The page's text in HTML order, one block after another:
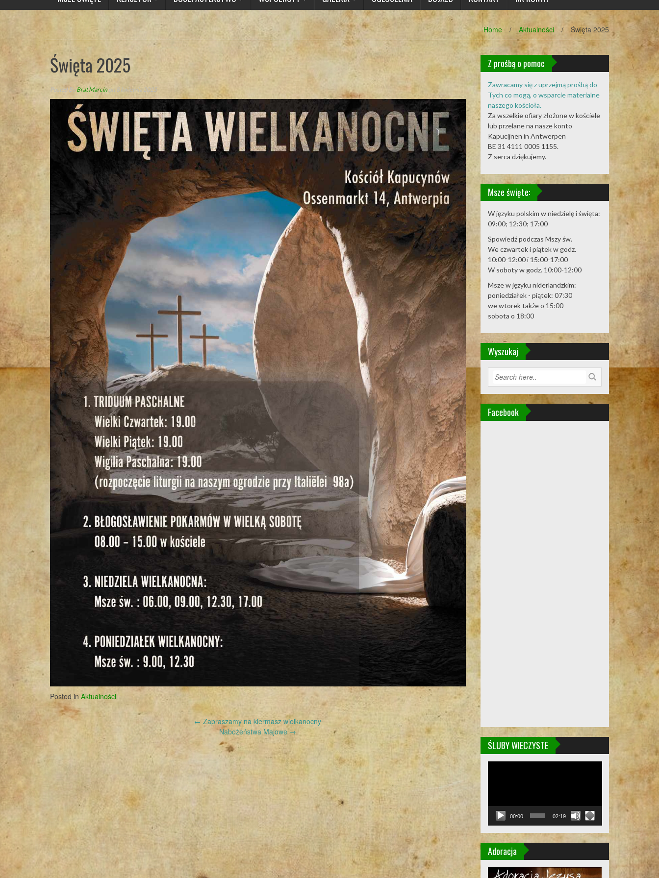
Home / Aktualności / Święta 2025
Święta 2025
Posted ByBrat Marcin on 8 kwietnia 2025
Posted in Aktualności
Post
navigation
← Zapraszamy na kiermasz wielkanocny
Nabożeństwa Majowe→
Z prośbą o pomoc
Zawracamy się z uprzejmą prośbą do
Tych co mogą, o wsparcie materialne
naszego kościoła.
Za wszelkie ofiary złożone w kościele
lub przelane na nasze konto
Kapucijnen in Antwerpen
BE 31 4111 0005 1155.
Z serca dziękujemy.
Msze święte:
W języku polskim w niedzielę i święta:
09:00; 12:30; 17:00
Spowiedź podczas Mszy św.
We czwartek i piątek w godz.
10:00-12:00 i 15:00-17:00
W soboty w godz. 10:00-12:00
Msze w języku niderlandzkim:
poniedziałek - piątek: 07:30
we wtorek także o 15:00
sobota o 18:00
Wyszukaj
Facebook
ŚLUBY WIECZYSTE
00:00 02:19
Adoracja